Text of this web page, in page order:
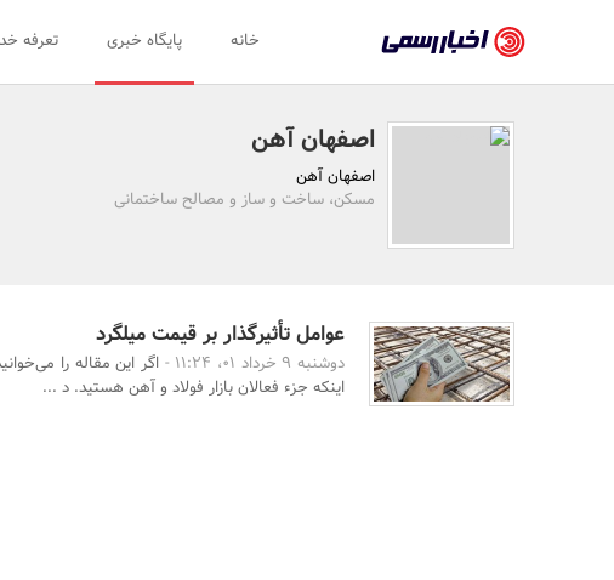
رسمی
-
اخبار
تایید
سازمان‌ها
و
روابط
خانه پایگاه خبری تعرفه
اصفهان آهن
اصفهان آهن
مسکن، ساخت و ساز و مصالح ساختمانی
عوامل تأثیرگذار بر قیمت میلگرد
دوشنبه 9 خرداد 01، 11:24 -
اگر این مقاله را
اینکه جزء فعالان بازار فولاد و آهن هستید. د ...